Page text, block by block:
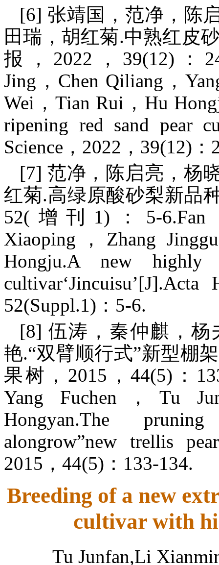
[6] 张靖国，范净，陈
田瑞，胡红菊.中熟红皮
报，2022，39(12)：
Jing，Chen Qiliang，
Wei，Tian Rui，Hu
ripening red sand pear
Science，2022，39(12)：
[7] 范净，陈启亮，杨
红菊.高绿原酸砂梨新品
52(增刊1)：5-6.Fan
Xiaoping，Zhang
Hongju.A new highly
52(Suppl.1)：5-6.
[8] 伍涛，秦仲麒，
艳.“双臂顺行式”新型棚
果树，2015，44(5)：
Yang Fuchen，Tu
Hongyan.The
alongrow”new trellis
2015，44(5)：133-134.
Breeding of a new
cultivar with
Tu Junfan,Li